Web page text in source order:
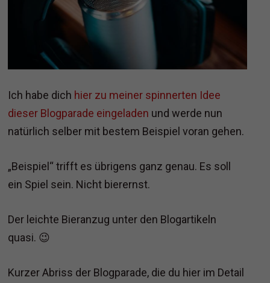
Ich habe dich hier zu meiner spinnerten Idee
dieser Blogparade eingeladen und werde nun
natürlich selber mit bestem Beispiel voran gehen.
„Beispiel“ trifft es übrigens ganz genau. Es soll
ein Spiel sein. Nicht bierernst.
Der leichte Bieranzug unter den Blogartikeln
quasi. 😉
Kurzer Abriss der Blogparade, die du hier im Detail